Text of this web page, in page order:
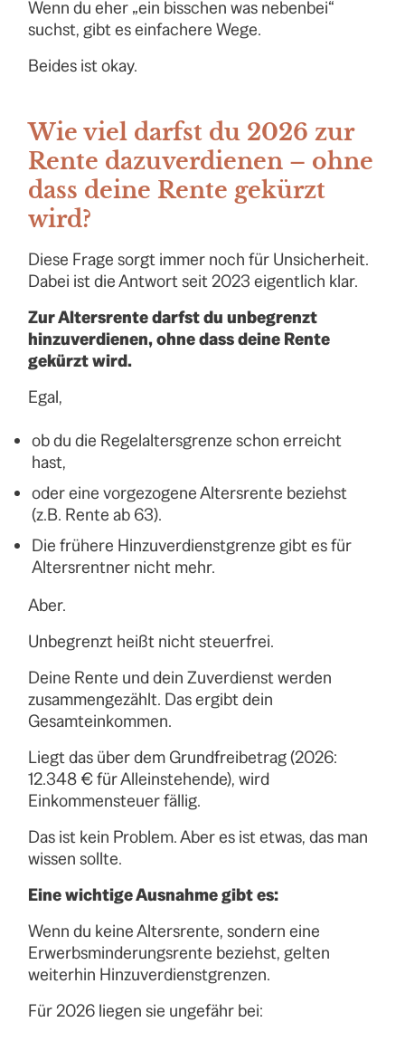
Wenn du eher „ein bisschen was nebenbei“
suchst, gibt es einfachere Wege.
Beides ist okay.
Wie viel darfst du 2026 zur
Rente dazuverdienen – ohne
dass deine Rente gekürzt
wird?
Diese Frage sorgt immer noch für Unsicherheit.
Dabei ist die Antwort seit 2023 eigentlich klar.
Zur Altersrente darfst du unbegrenzt
hinzuverdienen, ohne dass deine Rente
gekürzt wird.
Egal,
ob du die Regelaltersgrenze schon erreicht
hast,
oder eine vorgezogene Altersrente beziehst
(z.B. Rente ab 63).
Die frühere Hinzuverdienstgrenze gibt es für
Altersrentner nicht mehr.
Aber.
Unbegrenzt heißt nicht steuerfrei.
Deine Rente und dein Zuverdienst werden
zusammengezählt. Das ergibt dein
Gesamteinkommen.
Liegt das über dem Grundfreibetrag (2026:
12.348 € für Alleinstehende), wird
Einkommensteuer fällig.
Das ist kein Problem. Aber es ist etwas, das man
wissen sollte.
Eine wichtige Ausnahme gibt es:
Wenn du keine Altersrente, sondern eine
Erwerbsminderungsrente beziehst, gelten
weiterhin Hinzuverdienstgrenzen.
Für 2026 liegen sie ungefähr bei: